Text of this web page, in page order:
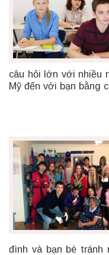
câu hỏi lớn với nhiều
Mỹ đến với bạn bằng
đình và bạn bè